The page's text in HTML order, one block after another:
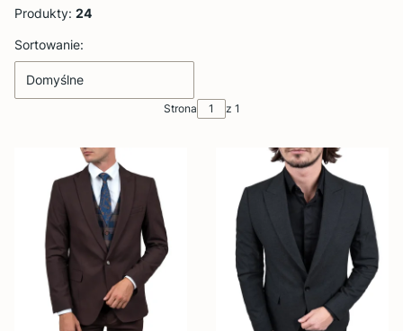
Produkty: 24
Lista produktów
Sortowanie:
Domyślne
Strona z 1